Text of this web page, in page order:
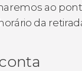
ao
da